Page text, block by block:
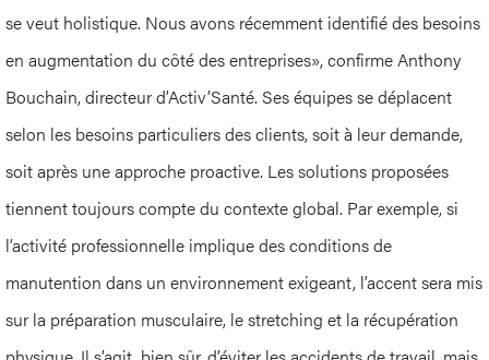
se veut holistique. Nous avons récemment identifié des besoins
en augmentation du côté des entreprises», confirme Anthony
Bouchain, directeur d’Activ’Santé. Ses équipes se déplacent
selon les besoins particuliers des clients, soit à leur demande,
soit après une approche proactive. Les solutions proposées
tiennent toujours compte du contexte global. Par exemple, si
l’activité professionnelle implique des conditions de
manutention dans un environnement exigeant, l’accent sera mis
sur la préparation musculaire, le stretching et la récupération